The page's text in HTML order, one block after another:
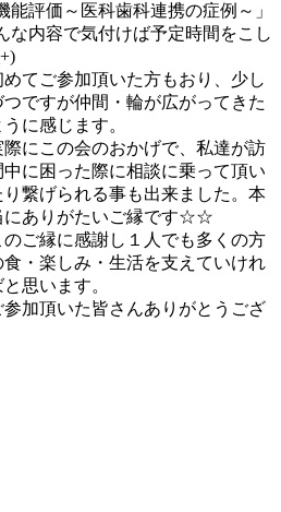
能評価～医科歯科連携の症例～」
な内容で気付けば予定時間をこし
めてご参加頂いた方もおり、少し
つですが仲間・輪が広がってきた
うに感じます。
際にこの会のおかげで、私達が訪
中に困った際に相談に乗って頂い
り繋げられる事も出来ました。本
にありがたいご縁です☆☆
のご縁に感謝し１人でも多くの方
食・楽しみ・生活を支えていけれ
と思います。
参加頂いた皆さんありがとうござ